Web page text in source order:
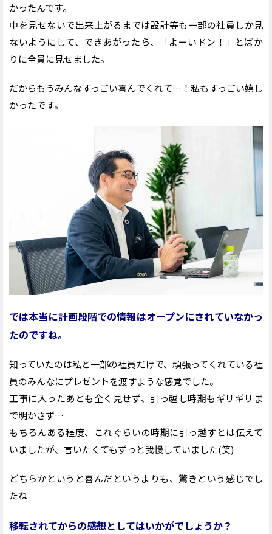
かったんです。
中を見せないで出来上がるまでは設計等も一部の社員しか見
ないようにして、できあがったら、「よーいドン！」とばか
りに全員に見せました。
だからもうみんなすっごい喜んでくれて…！私もすっごい嬉し
かったです。
では本当に計画段階での情報はオープンにされていなかっ
たのですね。
知っていたのは私と一部の社員だけで、頑張ってくれている社
員のみんなにプレゼントを渡すような感覚でした。
工事に入ったあとも全く見せず、引っ越し時期もギリギリま
で明かさず…
もちろんある程度、これぐらいの時期に引っ越すとは伝えて
いましたが、言いたくてもずっと我慢していました(笑)
どちらかというと喜んだというよりも、驚きという感じでし
たね
移転されてからの感想としてはいかがでしょうか？